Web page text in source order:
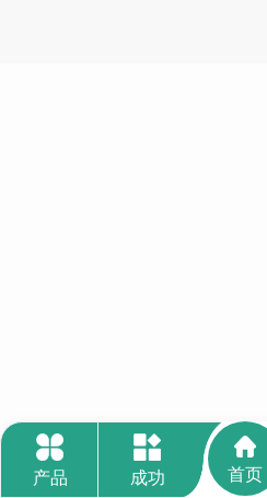
首页
产品 成功